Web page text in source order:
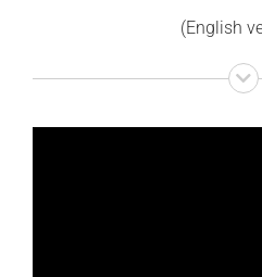
(English